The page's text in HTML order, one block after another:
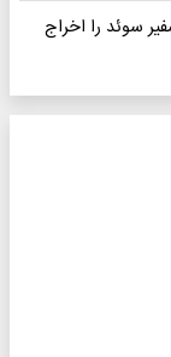
سوئد را اخراج